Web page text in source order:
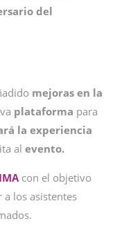
del
mejoras en la
plataforma para
la experiencia
al evento.
con el objetivo
a los asistentes